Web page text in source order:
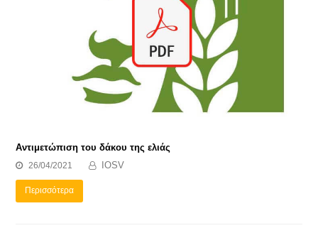
Αντιμετώπιση του δάκου της ελιάς
26/04/2021 IOSV
Περισσότερα